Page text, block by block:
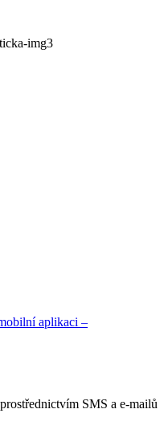
aplikaci –
prostřednictvím SMS a e-mailů